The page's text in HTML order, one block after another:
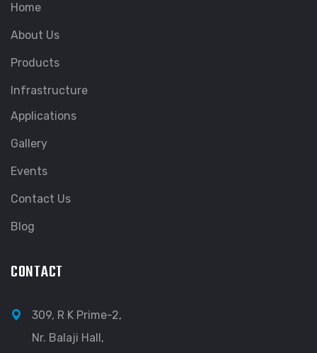
Home
About Us
Products
Infrastructure
Applications
Gallery
Events
Contact Us
Blog
CONTACT
309, R K Prime-2,
Nr. Balaji Hall,